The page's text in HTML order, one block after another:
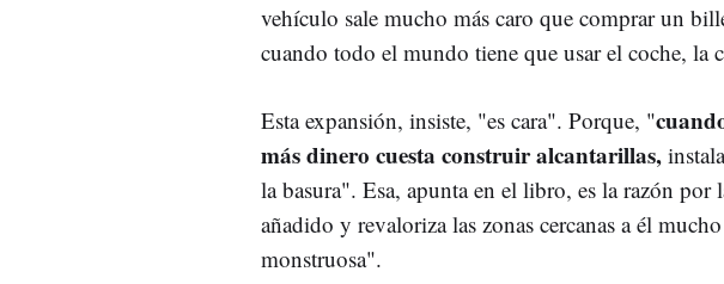
vehículo sale mucho más caro que comprar un
cuando todo el mundo tiene que usar el coche, la
Esta expansión, insiste, "es cara". Porque, "
más dinero cuesta construir alcantarillas,
la basura". Esa, apunta en el libro, es la razón
añadido y revaloriza las zonas cercanas a él
monstruosa".